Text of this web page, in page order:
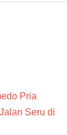
Pria
Seru di